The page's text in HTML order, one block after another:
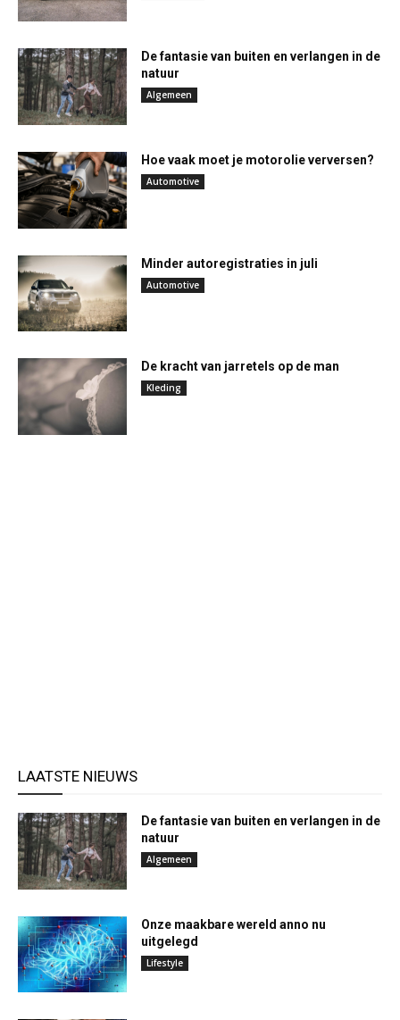
De fantasie van buiten en verlangen in de
natuur
Algemeen
Hoe vaak moet je motorolie verversen?
Automotive
Minder autoregistraties in juli
Automotive
De kracht van jarretels op de man
Kleding
LAATSTE NIEUWS
De fantasie van buiten en verlangen in de
natuur
Algemeen
Onze maakbare wereld anno nu
uitgelegd
Lifestyle